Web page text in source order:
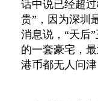
话中说已经超
贵”，因为深圳
消息说，“天后
的一套豪宅，
港币都无人问津